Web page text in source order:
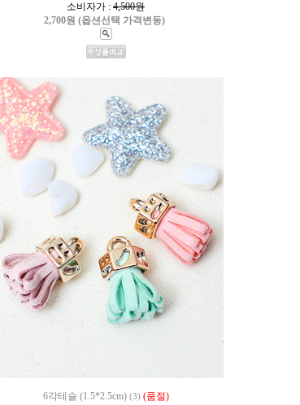
소비자가 : 4,500원
2,700원 (옵션선택 가격변동)
6각테슬 (1.5*2.5cm) (3) (품절)